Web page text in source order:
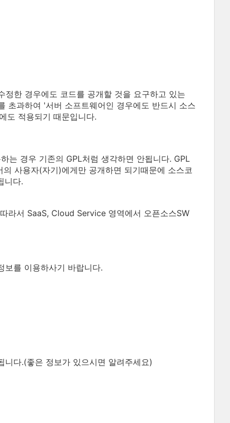
한 경우에도 코드를 공개할 것을 요구하고 있는
초과하여 '서버 소프트웨어인 경우에도 반드시 소스
도 적용되기 때문입니다.
는 경우 기존의 GPL처럼 생각하면 안됩니다. GPL
사용자(자기)에게만 공개하면 되기때문에 소스코
니다.
라서 SaaS, Cloud Service 영역에서 오픈소스SW
보를 이용하사기 바랍니다.
다.(좋은 정보가 있으시면 알려주세요)